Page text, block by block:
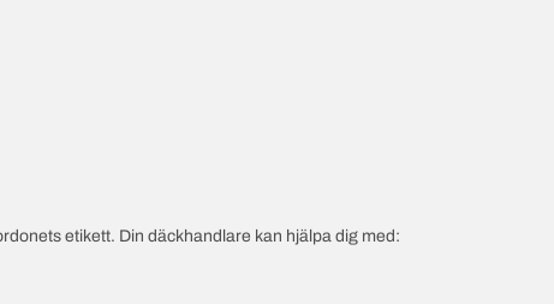
etikett. Din däckhandlare kan hjälpa dig med: